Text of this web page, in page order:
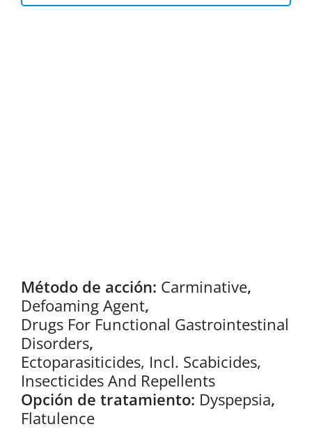
Método de acción: Carminative,
Defoaming Agent,
Drugs For Functional Gastrointestinal
Disorders,
Ectoparasiticides, Incl. Scabicides,
Insecticides And Repellents
Opción de tratamiento: Dyspepsia,
Flatulence